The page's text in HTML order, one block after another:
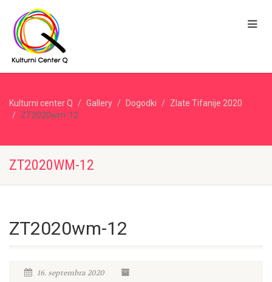
Kulturni center Q Gallery Dogodki
Zlate Tifanije 2020
ZT2020wm-12
ZT2020WM-12
ZT2020wm-12
16. septembra 2020